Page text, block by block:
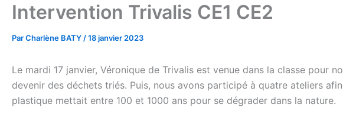
Intervention Trivalis CE1 CE2
ParCharlène BATY /18 janvier 2023
Le mardi 17 janvier, Véronique de Trivalis est venue dans la classe pour
devenir des déchets triés. Puis, nous avons participé à quatre ateliers
plastique mettait entre 100 et 1000 ans pour se dégrader dans la nature.